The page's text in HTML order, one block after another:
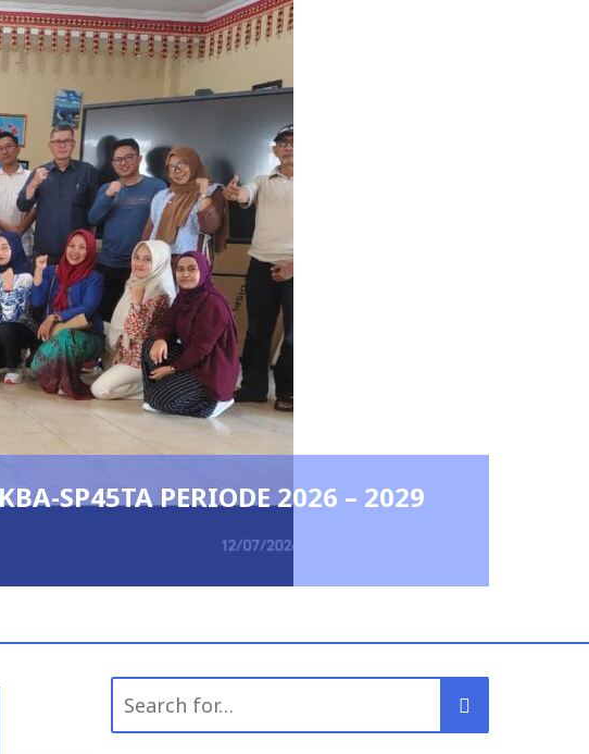
Olahraga Masyarakat Melalui
Open Tournament 2026
Akbar,
Pjs
Search
for:
1
2 3 4 5
6
8
14
15 16 17 18 19
20